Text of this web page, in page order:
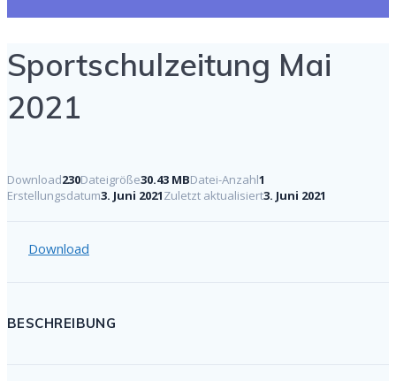
Sportschulzeitung Mai
2021
Download230Dateigröße30.43 MBDatei-Anzahl1
Erstellungsdatum3. Juni 2021Zuletzt aktualisiert3. Juni 2021
Download
BESCHREIBUNG